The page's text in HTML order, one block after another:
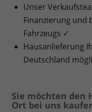
Unser
Finanzierung und
Fahrzeugs ✓
Hausanlieferung
Deutschland
Sie möchten den
Ort bei uns